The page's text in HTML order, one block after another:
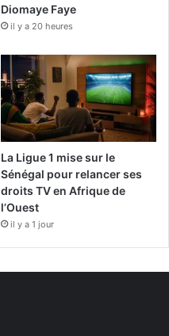
Diomaye Faye
il y a 20 heures
La Ligue 1 mise sur le
Sénégal pour relancer ses
droits TV en Afrique de
l’Ouest
il y a 1 jour